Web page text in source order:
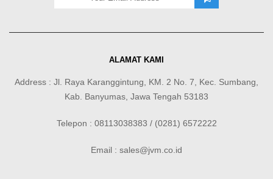
ALAMAT KAMI
Address : Jl. Raya Karanggintung, KM. 2 No. 7, Kec. Sumbang,
Kab. Banyumas, Jawa Tengah 53183
Telepon : 08113038383 / (0281) 6572222
Email : sales@jvm.co.id